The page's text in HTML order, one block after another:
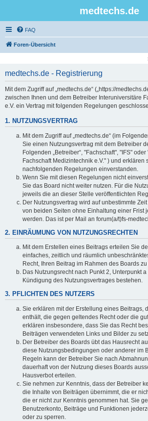
medtechs.de
FAQ
Foren-Übersicht
medtechs.de - Registrierung
Mit dem Zugriff auf „medtechs.de“ („https://
zwischen Ihnen und dem Betreiber Interuniversitäre
e.V. ein Vertrag mit folgenden Regelungen
1. NUTZUNGSVERTRAG
Mit dem Zugriff auf „medtechs.de“ (im
Sie einen Nutzungsvertrag mit dem Betreiber
Folgenden „Betreiber“, "Fachschaft", "IFS"
Fachschaft Medizintechnik e.V." ) und erklären
nachfolgenden Regelungen einverstanden.
Wenn Sie mit diesen Regelungen nicht
Sie das Board nicht weiter nutzen. Für die
jeweils die an dieser Stelle veröffentlichten
Der Nutzungsvertrag wird auf unbestimmte
von beiden Seiten ohne Einhaltung einer Frist
werden. Das ist per Mail an forum(a/t)fs-
2. EINRÄUMUNG VON NUTZUNGSRECHTEN
Mit dem Erstellen eines Beitrags erteilen Sie
einfaches, zeitlich und räumlich
Recht, Ihren Beitrag im Rahmen des Boards
Das Nutzungsrecht nach Punkt 2, Unterpunkt
Kündigung des Nutzungsvertrages bestehen.
3. PFLICHTEN DES NUTZERS
Sie erklären mit der Erstellung eines Beitrags,
enthält, die gegen geltendes Recht oder die
erklären insbesondere, dass Sie das Recht
Beiträgen verwendeten Links und Bilder zu
Der Betreiber des Boards übt das Hausrecht
diese Nutzungsbedingungen oder anderer im
Regeln kann der Betreiber Sie nach
dauerhaft von der Nutzung dieses Boards
Hausverbot erteilen.
Sie nehmen zur Kenntnis, dass der Betreiber
die Inhalte von Beiträgen übernimmt, die er
die er nicht zur Kenntnis genommen hat. Sie
Benutzerkonto, Beiträge und Funktionen
oder zu sperren.